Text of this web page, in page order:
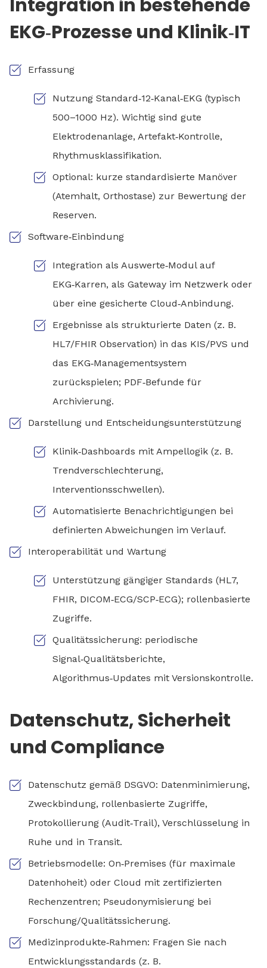
Integration in bestehende
EKG‑Prozesse und Klinik‑IT
Erfassung
Nutzung Standard‑12‑Kanal‑EKG (typisch
500–1000 Hz). Wichtig sind gute
Elektrodenanlage, Artefakt‑Kontrolle,
Rhythmusklassifikation.
Optional: kurze standardisierte Manöver
(Atemhalt, Orthostase) zur Bewertung der
Reserven.
Software‑Einbindung
Integration als Auswerte‑Modul auf
EKG‑Karren, als Gateway im Netzwerk oder
über eine gesicherte Cloud‑Anbindung.
Ergebnisse als strukturierte Daten (z. B.
HL7/FHIR Observation) in das KIS/PVS und
das EKG‑Managementsystem
zurückspielen; PDF‑Befunde für
Archivierung.
Darstellung und Entscheidungsunterstützung
Klinik‑Dashboards mit Ampellogik (z. B.
Trendverschlechterung,
Interventionsschwellen).
Automatisierte Benachrichtigungen bei
definierten Abweichungen im Verlauf.
Interoperabilität und Wartung
Unterstützung gängiger Standards (HL7,
FHIR, DICOM‑ECG/SCP‑ECG); rollenbasierte
Zugriffe.
Qualitätssicherung: periodische
Signal‑Qualitätsberichte,
Algorithmus‑Updates mit Versionskontrolle.
Datenschutz, Sicherheit
und Compliance
Datenschutz gemäß DSGVO: Datenminimierung,
Zweckbindung, rollenbasierte Zugriffe,
Protokollierung (Audit‑Trail), Verschlüsselung in
Ruhe und in Transit.
Betriebsmodelle: On‑Premises (für maximale
Datenhoheit) oder Cloud mit zertifizierten
Rechenzentren; Pseudonymisierung bei
Forschung/Qualitätssicherung.
Medizinprodukte‑Rahmen: Fragen Sie nach
Entwicklungsstandards (z. B.